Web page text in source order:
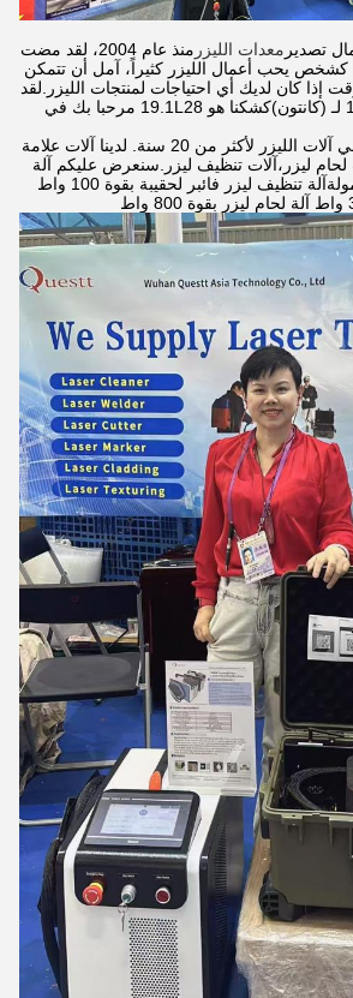
تصدير معدات الليزر
منذ عام 2004، لقد مضت
كشخص يحب أعمال الليزر كثيراً، آمل أن تتمكن
إذا كان لديك أي احتياجات لمنتجات الليزر.لقد
كنت في المعرض الـ 137 لـ (كانتون)كشكنا هو 19.1L28 مرحبا بك في
كويست ليزر متخصصة في آلات الليزر لأكثر من 20 سنة. لدينا آلات علامة
لحام ليزر،آلات تنظيف ليزر.سنعرض عليكم آلة
20W لتحديد الليزر المحمولةآلة تنظيف ليزر فائبر لحقيبة بقوة 100 واط